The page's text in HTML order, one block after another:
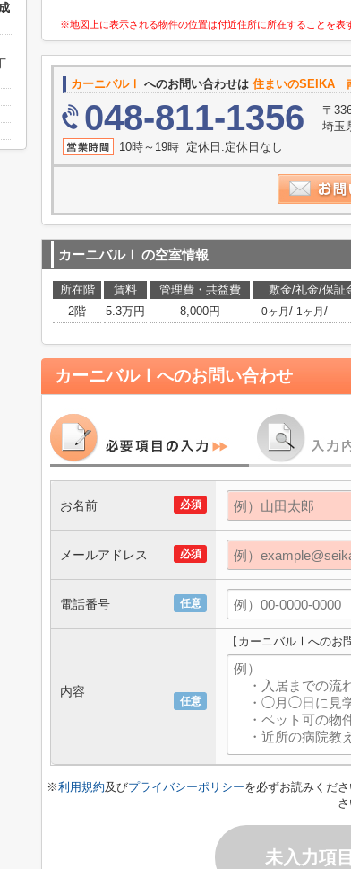
※地図上に表示される物件の位置は付近住所に所在することを表
カーニバルⅠ へのお問い合わせは 住まいのSEIKA
048-811-1356
〒
埼玉
10時～19時 定休日:定休日なし
カーニバルⅠ の空室情報
所在階 賃料 管理費・共益費 敷金/礼金/保証
2階
5.3万円 8,000円 0ヶ月 / 1ヶ月 / -
カーニバルⅠ へのお問い合わせ
必須
お名前
必須
メールアドレス
任意
電話番号
任意
内容
【カーニバルⅠへのお
※利用規約及びプライバシーポリシーを必ずお読みくだ
さ
未入力項